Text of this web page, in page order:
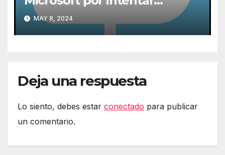
expulsarlas de la nube
MAY 8, 2024
Deja una respuesta
Lo siento, debes estar conectado para publicar
un comentario.